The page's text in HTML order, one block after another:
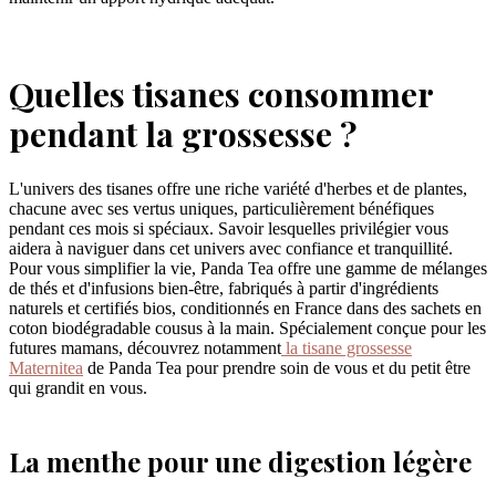
Quelles tisanes consommer
pendant la grossesse ?
L'univers des tisanes offre une riche variété d'herbes et de plantes,
chacune avec ses vertus uniques, particulièrement bénéfiques
pendant ces mois si spéciaux. Savoir lesquelles privilégier vous
aidera à naviguer dans cet univers avec confiance et tranquillité.
Pour vous simplifier la vie, Panda Tea offre une gamme de mélanges
de thés et d'infusions bien-être, fabriqués à partir d'ingrédients
naturels et certifiés bios, conditionnés en France dans des sachets en
coton biodégradable cousus à la main. Spécialement conçue pour les
futures mamans, découvrez notamment la tisane grossesse
Maternitea de Panda Tea pour prendre soin de vous et du petit être
qui grandit en vous.
La menthe pour une digestion légère